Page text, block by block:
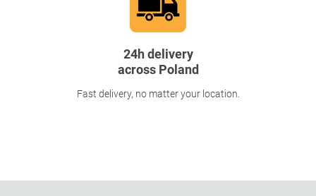
24h delivery
across Poland
Fast delivery, no matter your location.